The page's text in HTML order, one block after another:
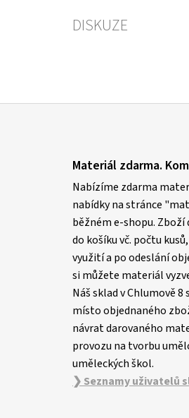
DISKUZE
Materiál zdarma.
Nabízíme zdarma
nabídky na stránce
běžném e-shopu.
do košíku vč. počtu
využití a po odeslání
si můžete materiál
Náš sklad v Chlumově
místo objednaného
návrat darovaného
provozu na tvorbu
uměleckých škol.
❯ Seznamy uživatelů